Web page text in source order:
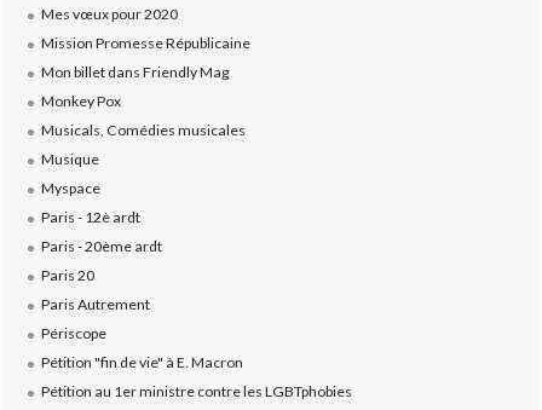
Mes vœux pour 2020
Mission Promesse Républicaine
Mon billet dans Friendly Mag
Monkey Pox
Musicals, Comédies musicales
Musique
Myspace
Paris - 12è ardt
Paris - 20ème ardt
Paris 20
Paris Autrement
Périscope
Pétition "fin de vie" à E. Macron
Pétition au 1er ministre contre les LGBTphobies